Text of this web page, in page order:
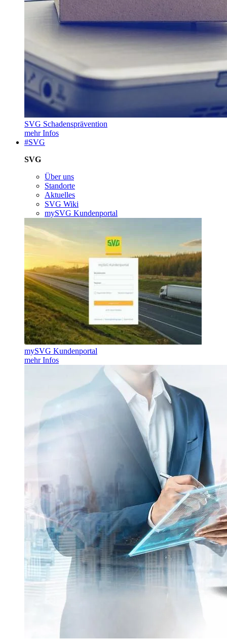
SVG Schadensprävention
mehr Infos
#SVG
SVG
Über uns
Standorte
Aktuelles
SVG Wiki
mySVG Kundenportal
mySVG Kundenportal
mehr Infos